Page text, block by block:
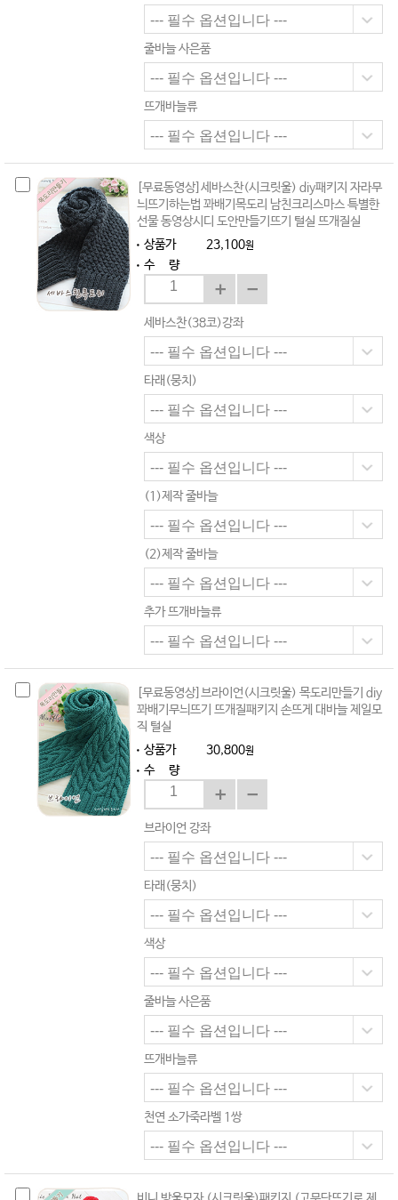
줄바늘 사은품
뜨개바늘류
[무료동영상]세바스찬(시크릿울) diy패키지 자라무
늬뜨기하는법 꽈배기목도리 남친크리스마스 특별한
선물 동영상시디 도안만들기뜨기 털실 뜨개질실
상품가
23,100원
수 량
세바스찬(38코)강좌
타래(뭉치)
색상
(1)제작 줄바늘
(2)제작 줄바늘
추가 뜨개바늘류
[무료동영상]브라이언(시크릿울) 목도리만들기 diy
꽈배기무늬뜨기 뜨개질패키지 손뜨게 대바늘 제일모
직 털실
상품가
30,800원
수 량
브라이언 강좌
타래(뭉치)
색상
줄바늘 사은품
뜨개바늘류
천연 소가죽라벨 1쌍